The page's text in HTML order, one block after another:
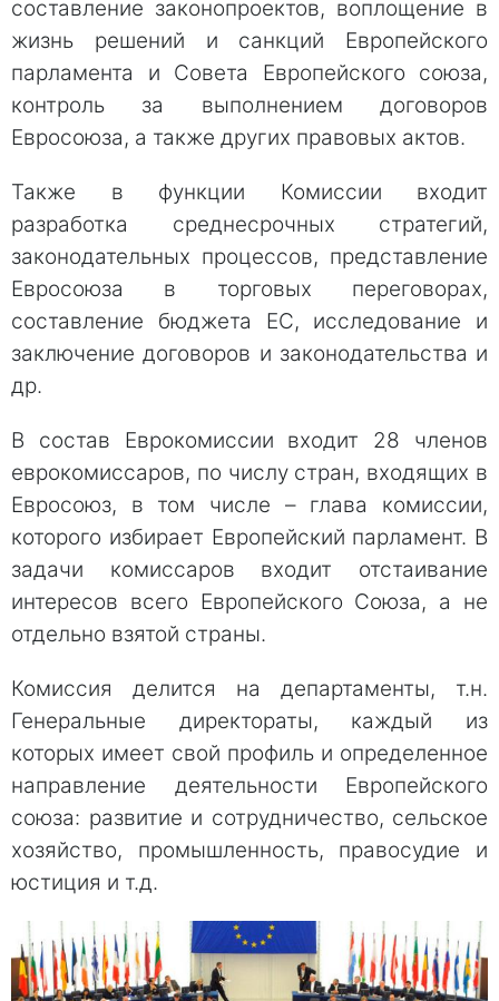
составление законопроектов, воплощение в
жизнь решений и санкций Европейского
парламента и Совета Европейского союза,
контроль за выполнением договоров
Евросоюза, а также других правовых актов.
Также в функции Комиссии входит
разработка среднесрочных стратегий,
законодательных процессов, представление
Евросоюза в торговых переговорах,
составление бюджета ЕС, исследование и
заключение договоров и законодательства и
др.
В состав Еврокомиссии входит 28 членов
еврокомиссаров, по числу стран, входящих в
Евросоюз, в том числе – глава комиссии,
которого избирает Европейский парламент. В
задачи комиссаров входит отстаивание
интересов всего Европейского Союза, а не
отдельно взятой страны.
Комиссия делится на департаменты, т.н.
Генеральные директораты, каждый из
которых имеет свой профиль и определенное
направление деятельности Европейского
союза: развитие и сотрудничество, сельское
хозяйство, промышленность, правосудие и
юстиция и т.д.